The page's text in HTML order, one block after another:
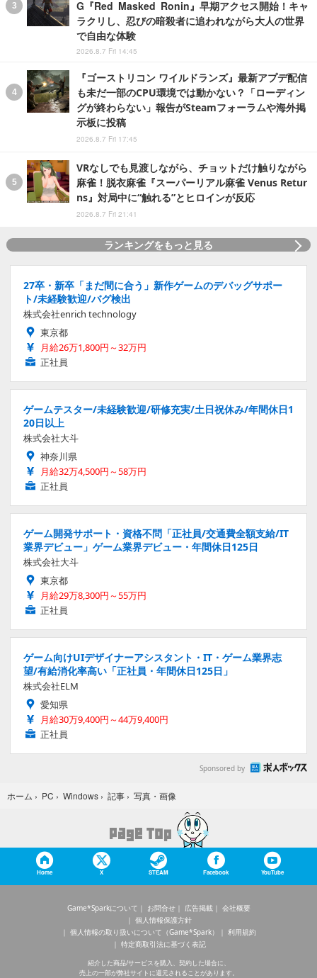
G『Red Masked Ronin』早期アクセス開始！キャ
ラクリし、忍びの暗殺者に追われながら大人の世界
で自由な体験
2026.8.7 Fri 14:45
『ゴーストリコン ワイルドランズ』最新アプデ配信
も未だ一部のCPU環境では動かない？「ローディン
グが終わらない」報告がSteamフォーラムや海外掲
示板に投稿
2026.8.7 Fri 17:45
VRなしでも見渡しながら、チョットだけ触りながら
麻雀！脱衣麻雀『スーパーリアル麻雀 Venus Retur
ns』対局中に“触れる”とヒロインが反応
2026.8.7 Fri 21:41
ランキングをもっと見る
27卒・新卒「まだ間に合う」新作ゲームのデバッグサポー
ト/未経験歓迎/バグ検出
株式会社enrich technology
東京都
月給26万1,800円～32万円
正社員
ゲームテスター/未経験歓迎/研修充実/土日祝休み/年間休日1
20日以上
株式会社大斗
神奈川県
月給32万4,500円～58万円
正社員
ゲーム開発サポート・資格不問「正社員/交通費全額支給/IT
業界デビュー」ゲーム業界デビュー・年間休日125日
株式会社大斗
東京都
月給29万8,300円～55万円
正社員
ゲーム向けUIデザイナーアシスタント・IT・ゲーム業界志
望/有給消化率高い「正社員・年間休日125日」
株式会社ELM
愛知県
月給30万9,400円～44万9,400円
正社員
Sponsored by
ホーム › PC › Windows › 記事 › 写真・画像
Home X STEAM Facebook YouTube
Game*Sparkについて お問合せ 広告掲載
会社概要
個人情報保護方針
個人情報の取り扱いについて（Game*Spark）
利用規約
特定商取引法に基づく表記
紹介した商品/サービスを購入、契約した場合に、
売上の一部が弊社サイトに還元されることがあります。